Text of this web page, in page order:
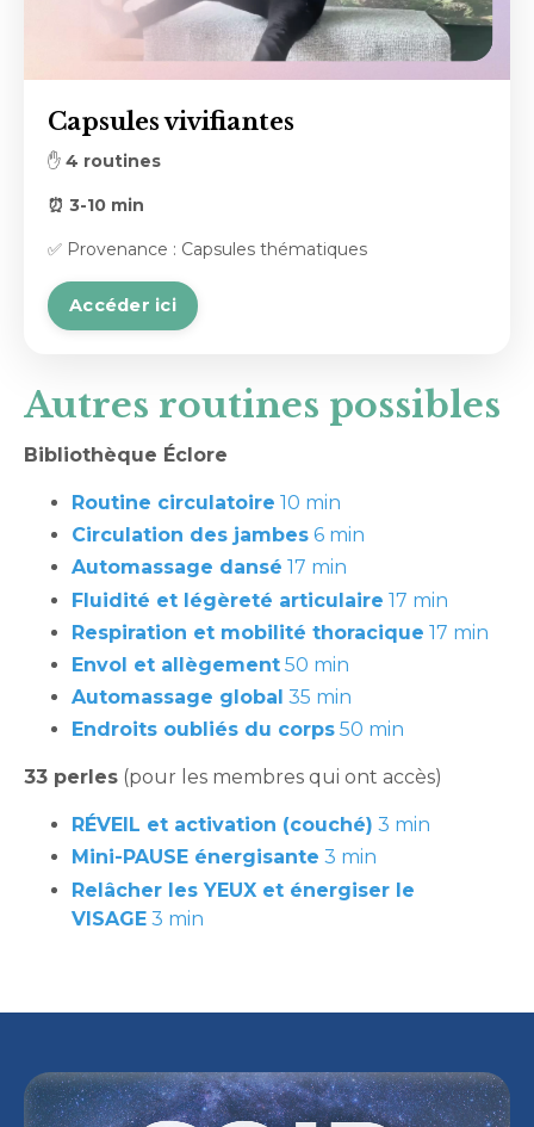
Capsules vivifiantes
✋ 4 routines
⏰ 3-10 min
✅ Provenance : Capsules thématiques
Accéder ici
Autres routines possibles
Bibliothèque Éclore
Routine circulatoire 10 min
Circulation des jambes 6 min
Automassage dansé 17 min
Fluidité et légèreté articulaire 17 min
Respiration et mobilité thoracique 17 min
Envol et allègement 50 min
Automassage global 35 min
Endroits oubliés du corps 50 min
33 perles (pour les membres qui ont accès)
RÉVEIL et activation (couché) 3 min
Mini-PAUSE énergisante 3 min
Relâcher les YEUX et énergiser le
VISAGE 3 min